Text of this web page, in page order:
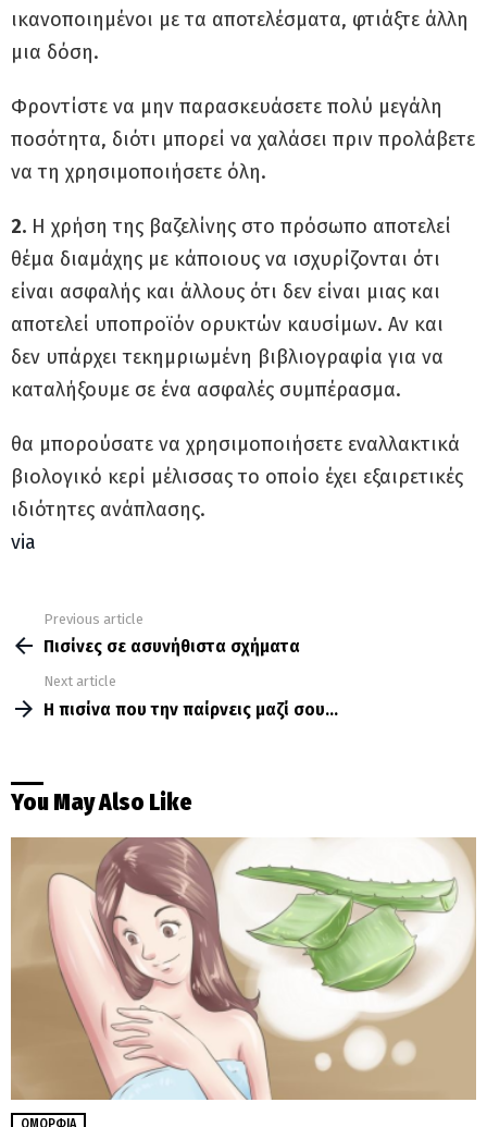
ικανοποιημένοι με τα αποτελέσματα, φτιάξτε άλλη
μια δόση.
Φροντίστε να μην παρασκευάσετε πολύ μεγάλη
ποσότητα, διότι μπορεί να χαλάσει πριν προλάβετε
να τη χρησιμοποιήσετε όλη.
2. Η χρήση της βαζελίνης στο πρόσωπο αποτελεί
θέμα διαμάχης με κάποιους να ισχυρίζονται ότι
είναι ασφαλής και άλλους ότι δεν είναι μιας και
αποτελεί υποπροϊόν ορυκτών καυσίμων. Αν και
δεν υπάρχει τεκημριωμένη βιβλιογραφία για να
καταλήξουμε σε ένα ασφαλές συμπέρασμα.
θα μπορούσατε να χρησιμοποιήσετε εναλλακτικά
βιολογικό κερί μέλισσας το οποίο έχει εξαιρετικές
ιδιότητες ανάπλασης.
via
more
Previous article
Πισίνες σε ασυνήθιστα σχήματα
Next article
Η πισίνα που την παίρνεις μαζί σου…
You May Also Like
ΟΜΟΡΦΙΆ